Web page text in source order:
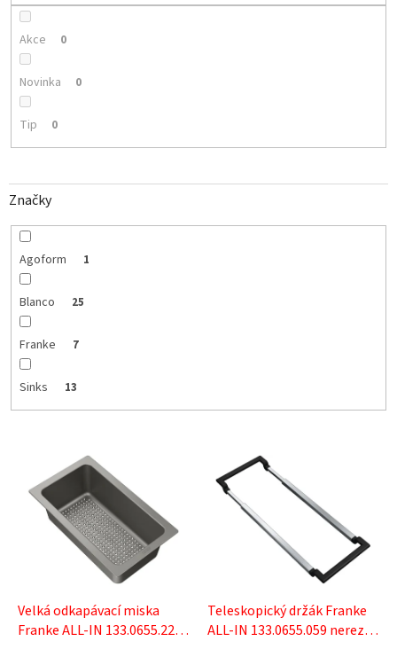
Akce 0
Novinka 0
Tip 0
Značky
Agoform 1
Blanco 25
Franke 7
Sinks 13
Velká odkapávací miska
Franke ALL-IN 133.0655.222
Teleskopický držák Franke
ALL-IN 133.0655.059 nerez/